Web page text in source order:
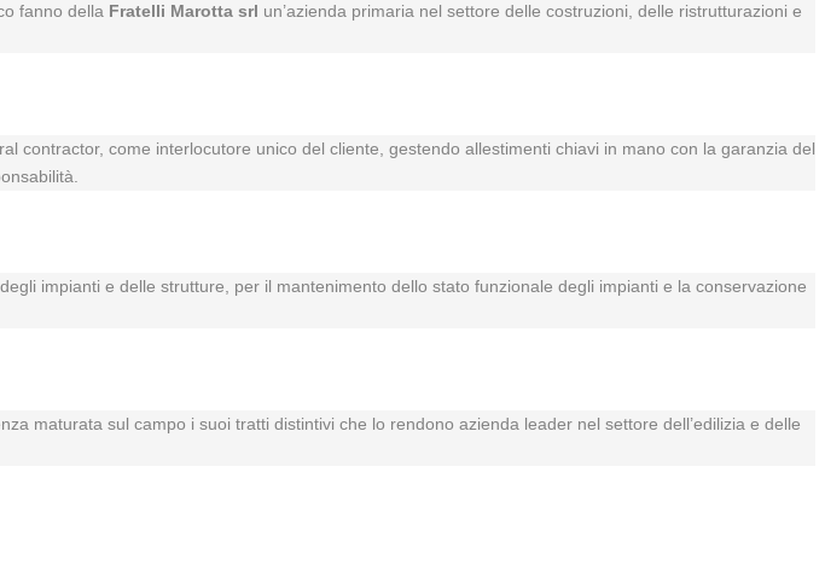
fanno della Fratelli Marotta srl un’azienda primaria nel settore delle costruzioni, delle ristrutturazioni e
come interlocutore unico del cliente, gestendo allestimenti chiavi in mano con la garanzia del
impianti e delle strutture, per il mantenimento dello stato funzionale degli impianti e la conservazione
maturata sul campo i suoi tratti distintivi che lo rendono azienda leader nel settore dell’edilizia e delle